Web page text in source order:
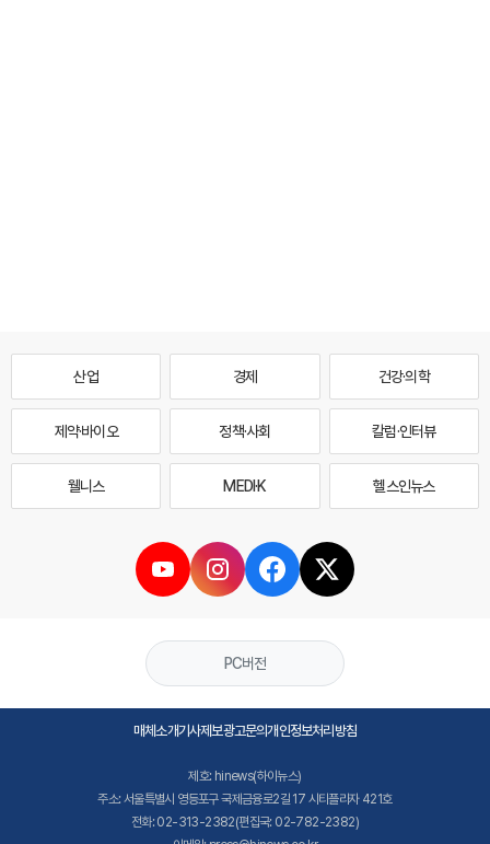
산업 경제 건강·의학
제약·바이오 정책·사회 칼럼·인터뷰
웰니스 MEDI·K 헬스인뉴스
PC버전
매체소개기사제보광고문의개인정보처리방침
제호: hinews(하이뉴스)
주소: 서울특별시 영등포구 국제금융로2길 17 시티플라자 421호
전화: 02-313-2382(편집국: 02-782-2382)